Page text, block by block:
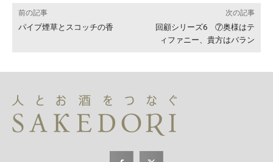
前の記事
パイプ煙草とスコッチの香
次の記事
回顧シリーズ6 ⑦奥様はテ
ィファニー、貴方はバラン